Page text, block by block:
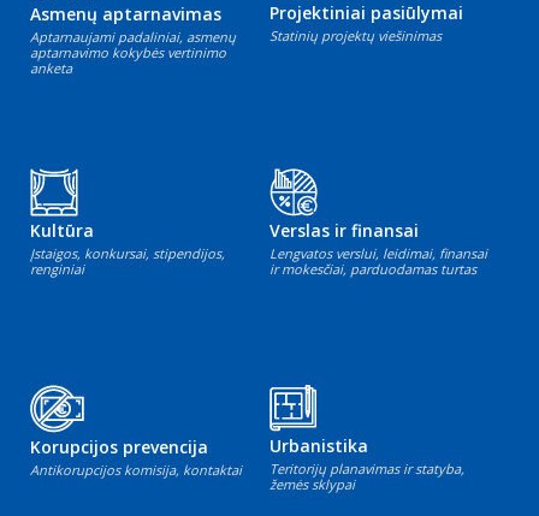
Asmenų aptarnavimas
Aptarnaujami padaliniai, asmenų
aptarnavimo kokybės vertinimo
anketa
Projektiniai pasiūlymai
Statinių projektų viešinimas
Kultūra
Įstaigos, konkursai, stipendijos,
renginiai
Verslas ir finansai
Lengvatos verslui, leidimai, finansai
ir mokesčiai, parduodamas turtas
Korupcijos prevencija
Antikorupcijos komisija, kontaktai
Urbanistika
Teritorijų planavimas ir statyba,
žemės sklypai